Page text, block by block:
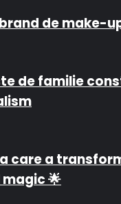
de make-
de familie
care a
🌟